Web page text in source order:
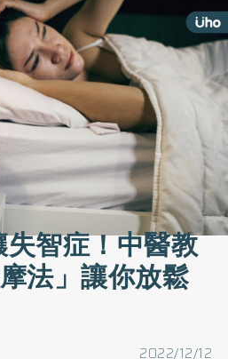
智症！中醫教
法」讓你放鬆
2022/12/12